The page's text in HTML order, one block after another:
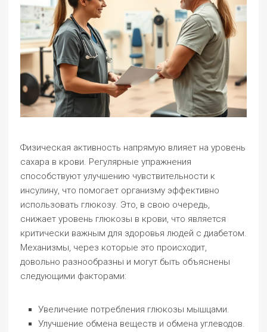
Физическая активность напрямую влияет на уровень
сахара в крови. Регулярные упражнения
способствуют улучшению чувствительности к
инсулину, что помогает организму эффективно
использовать глюкозу. Это, в свою очередь,
снижает уровень глюкозы в крови, что является
критически важным для здоровья людей с диабетом.
Механизмы, через которые это происходит,
довольно разнообразны и могут быть объяснены
следующими факторами:
Увеличение потребления глюкозы мышцами.
Улучшение обмена веществ и обмена углеводов.